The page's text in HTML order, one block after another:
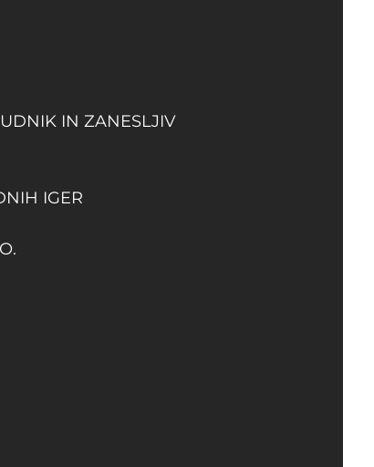
IN ZANESLJIV
IGER